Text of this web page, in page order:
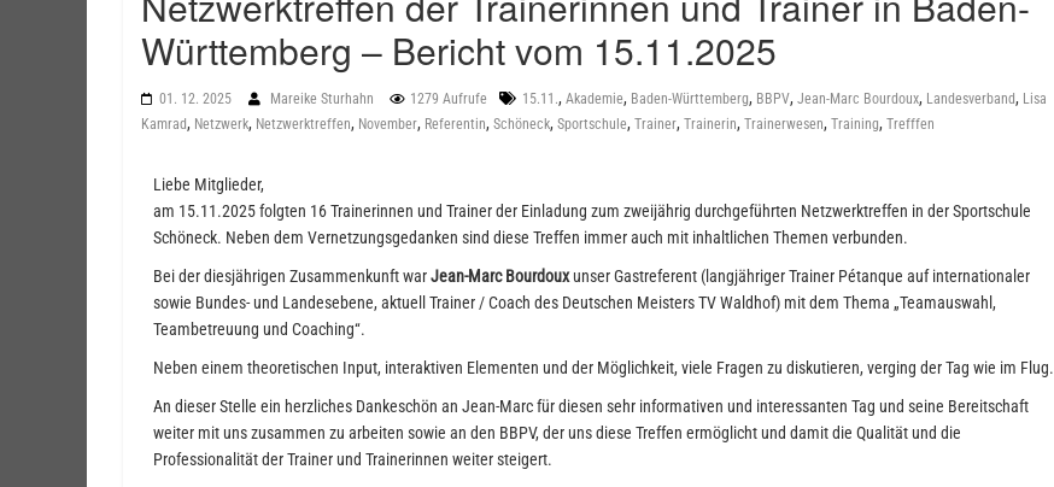
Württemberg – Bericht vom 15.11.2025
01. 12. 2025 Mareike Sturhahn 1279 Aufrufe 15.11., Akademie, Baden-Württemberg, BBPV, Jean-Marc Bourdoux, Landesverband, Lisa
Kamrad, Netzwerk, Netzwerktreffen, November, Referentin, Schöneck, Sportschule, Trainer, Trainerin, Trainerwesen, Training, Trefffen
Liebe Mitglieder,
am 15.11.2025 folgten 16 Trainerinnen und Trainer der Einladung zum zweijährig durchgeführten Netzwerktreffen in der Sportschule
Schöneck. Neben dem Vernetzungsgedanken sind diese Treffen immer auch mit inhaltlichen Themen verbunden.
Bei der diesjährigen Zusammenkunft warJean-Marc Bourdouxunser Gastreferent (langjähriger Trainer Pétanque auf internationaler
sowie Bundes- und Landesebene, aktuell Trainer / Coach des Deutschen Meisters TV Waldhof) mit dem Thema „Teamauswahl,
Teambetreuung und Coaching“.
Neben einem theoretischen Input, interaktiven Elementen und der Möglichkeit, viele Fragen zu diskutieren, verging der Tag wie im Flug.
An dieser Stelle ein herzliches Dankeschön an Jean-Marc für diesen sehr informativen und interessanten Tag und seine Bereitschaft
weiter mit uns zusammen zu arbeiten sowie an den BBPV, der uns diese Treffen ermöglicht und damit die Qualität und die
Professionalität der Trainer und Trainerinnen weiter steigert.